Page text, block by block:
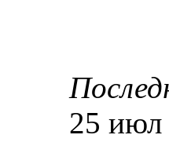
25 июл